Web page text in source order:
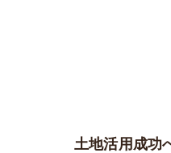
土地活用成功